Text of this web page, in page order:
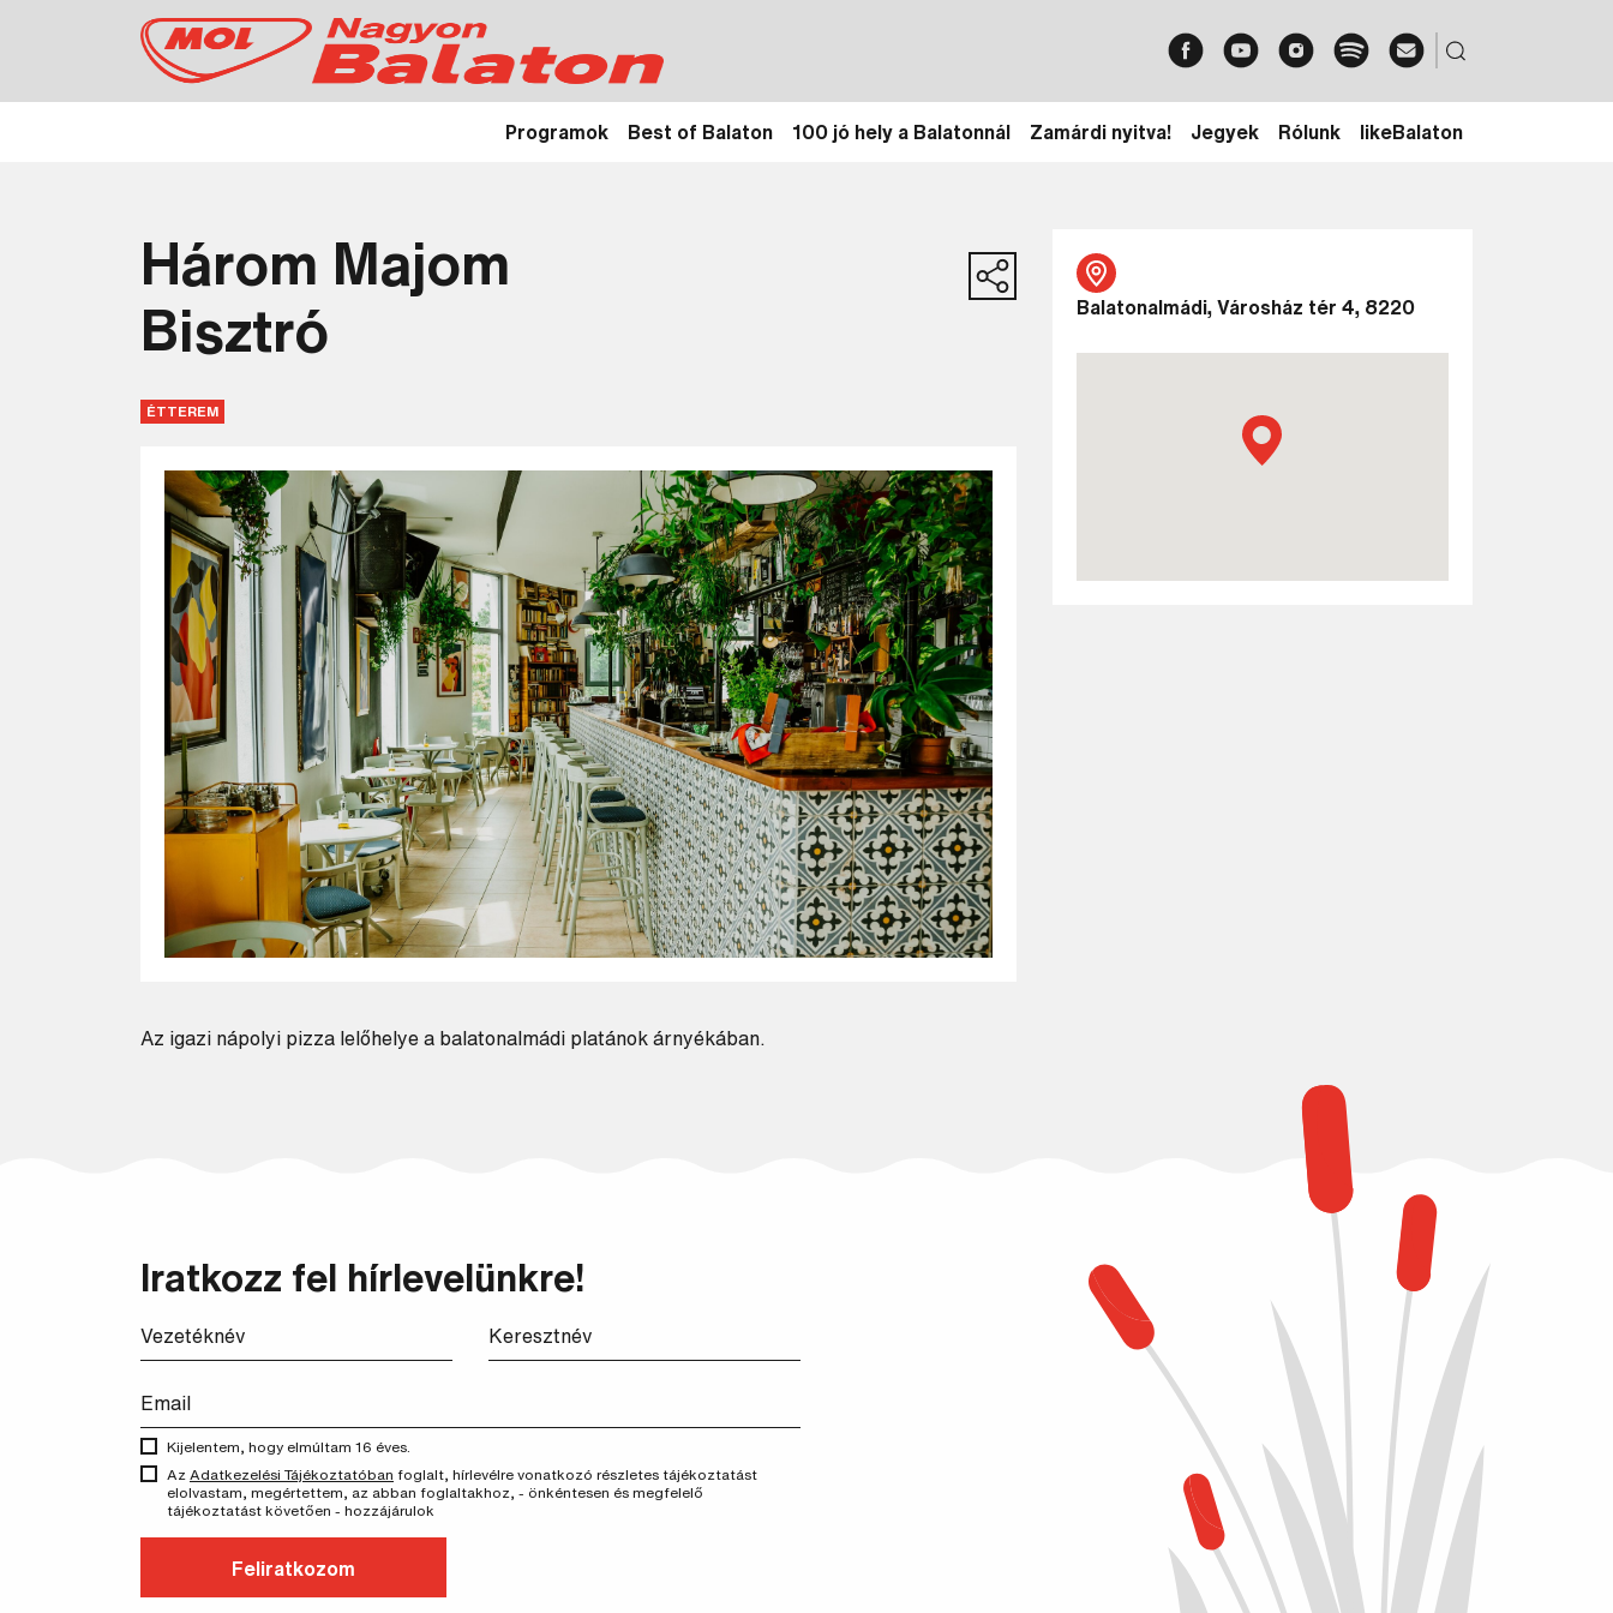
Programok Best of Balaton 100 jó hely a Balatonnál Zamárdi nyitva! Jegyek Rólunk likeBalaton
Három Majom
Bisztró
ÉTTEREM
Az igazi nápolyi pizza lelőhelye a balatonalmádi platánok árnyékában.
Balatonalmádi, Városház tér 4, 8220
Iratkozz fel hírlevelünkre!
Kijelentem, hogy elmúltam 16 éves.
Az Adatkezelési Tájékoztatóban foglalt, hírlevélre vonatkozó részletes tájékoztatást
elolvastam, megértettem, az abban foglaltakhoz, - önkéntesen és megfelelő
tájékoztatást követően - hozzájárulok
Feliratkozom